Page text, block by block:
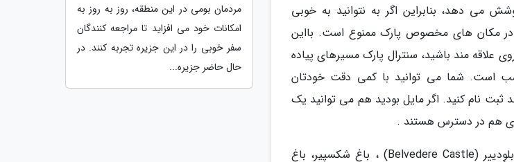
است، مسیر های زیادی دارد و 40 بلوک را پوشش می دهد، بنابراین اگر به نتوانید به خوبی
در مکان های مخصوص پارک ممنوع است. بااین
علاقه مند باشید، سنترال پارک مسیرهای پیاده
است. شما می توانید با کمی دقت خودتان
نام کنید. اگر مایل بودید هم می توانید یک
هم در دسترس هستند .
باغ وحش سنترال پارک، مجسمه برنزی آلیس در سرزمین عجایب، قلعه بلوِدییِر (Belvedere Castle) ، باغ شکسپیر، باغ
مردمان بومی در این منطقه، روز به روز به
امکانات خود می افزاید تا مراجعه کنندگان
سفر خوبی را در این جزیره تجربه کنند. در
حال حاضر جزیره...